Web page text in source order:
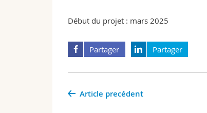
Début du projet : mars 2025
Partager Partager
Article precédent